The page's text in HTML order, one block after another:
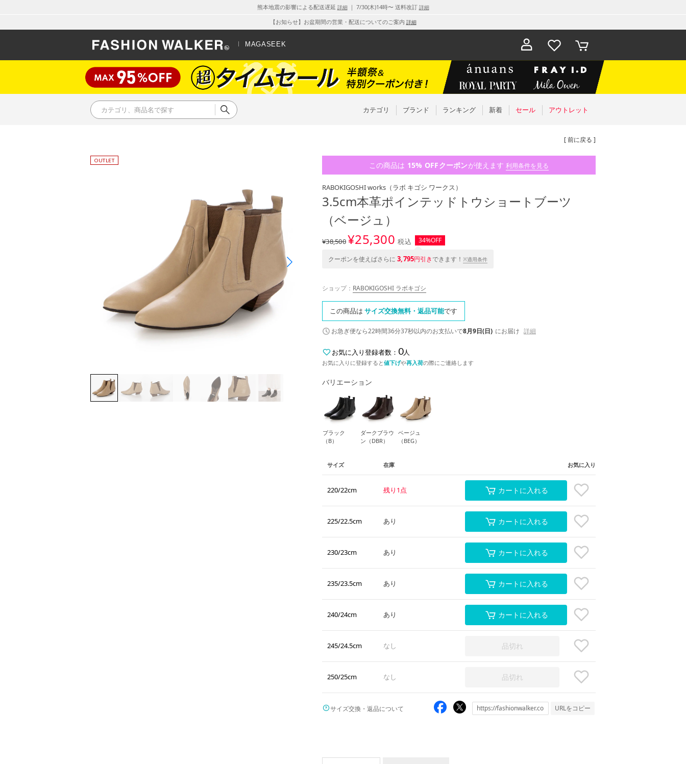
熊本地震の影響による配送遅延 詳細｜ 7/30(木)14時〜 送料改訂 詳細
【お知らせ】お盆期間の営業・配送についてのご案内 詳細
MAGASEEK
お気に入
り
カート
カテゴリ ブランド ランキング 新着 セール アウトレット
[ 前に戻る ]
この商品は 15% OFFクーポンが使えます 利用条件を見る
RABOKIGOSHI works （ラボ キゴシ ワークス）
3.5cm本革ポインテッドトウショートブーツ
（ベージュ）
¥38,500¥25,300 税込 34%OFF
クーポンを使えばさらに 3,795円引きできます！※適用条件
ショップ： RABOKIGOSHI ラボキゴシ
この商品は サイズ交換無料・返品可能です
お急ぎ便なら22時間36分36秒以内のお支払いで8月9日(日) にお届け 詳細
お気に入り登録者数： 0人
お気に入りに登録すると値下げや再入荷の際にご連絡します
バリエーション
ブラック
（B）
ダークブラウ
ン（DBR）
ベージュ
（BEG）
サイズ 在庫 お気に入り
220/22cm 残り1点 カートに入れる
225/22.5cm あり カートに入れる
230/23cm あり カートに入れる
235/23.5cm あり カートに入れる
240/24cm あり カートに入れる
245/24.5cm なし 品切れ
250/25cm なし 品切れ
サイズ交換・返品について URLをコピー